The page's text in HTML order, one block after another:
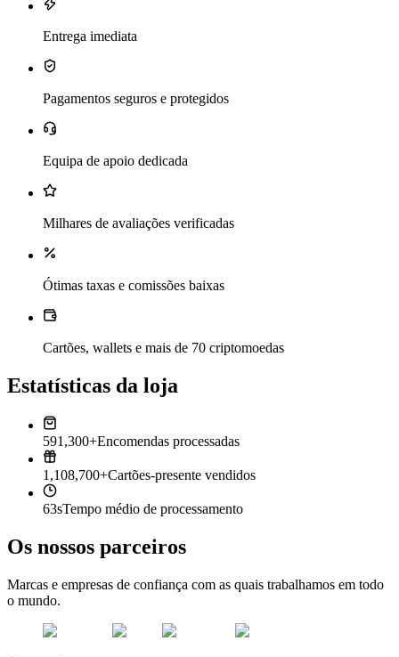
Entrega imediata
Pagamentos seguros e protegidos
Equipa de apoio dedicada
Milhares de avaliações verificadas
Ótimas taxas e comissões baixas
Cartões, wallets e mais de 70 criptomoedas
Estatísticas da loja
591,300+Encomendas processadas
1,108,700+Cartões-presente vendidos
63sTempo médio de processamento
Os nossos parceiros
Marcas e empresas de confiança com as quais trabalhamos em todo
o mundo.